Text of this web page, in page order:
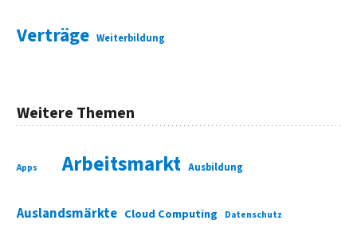
Verträge Weiterbildung
Weitere Themen
Apps Arbeitsmarkt Ausbildung
Auslandsmärkte Cloud Computing Datenschutz